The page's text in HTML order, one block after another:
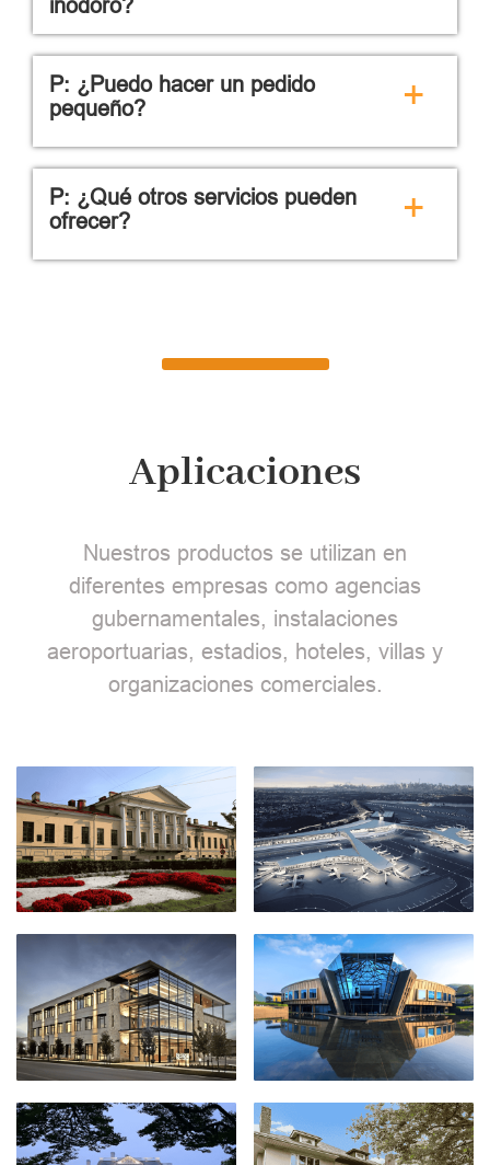
P: ¿Puedo hacer un pedido
pequeño?
+
P: ¿Qué otros servicios pueden
ofrecer?
+
Aplicaciones
Nuestros productos se utilizan en
diferentes empresas como agencias
gubernamentales, instalaciones
aeroportuarias, estadios, hoteles, villas y
organizaciones comerciales.